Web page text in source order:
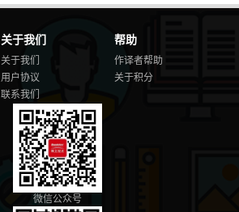
关于我们
关于我们
用户协议
联系我们
帮助
作译者帮助
关于积分
微信公众号